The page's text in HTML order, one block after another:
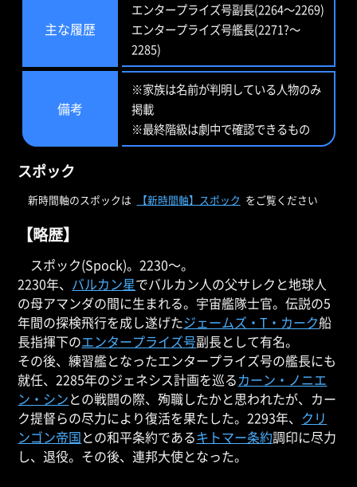
主な履歴
エンタープライズ号副長(2264～2269)
エンタープライズ号艦長(2271?～
2285)
備考
※家族は名前が判明している人物のみ
掲載
※最終階級は劇中で確認できるもの
スポック
新時間軸のスポックは 【新時間軸】スポック をご覧ください
【略歴】
スポック(Spock)。2230～。
2230年、 バルカン星でバルカン人の父サレクと地球人
の母アマンダの間に生まれる。宇宙艦隊士官。伝説の5
年間の探検飛行を成し遂げたジェームズ・T・カーク船
長指揮下のエンタープライズ号副長として有名。
その後、練習艦となったエンタープライズ号の艦長にも
就任、2285年のジェネシス計画を巡るカーン・ノニエ
ン・シンとの戦闘の際、殉職したかと思われたが、カー
ク提督らの尽力により復活を果たした。2293年、 クリ
ンゴン帝国との和平条約であるキトマー条約調印に尽力
し、退役。その後、連邦大使となった。